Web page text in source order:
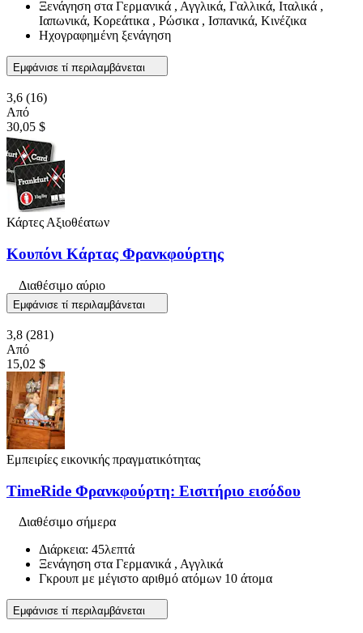
Ξενάγηση στα Γερμανικά , Αγγλικά, Γαλλικά, Ιταλικά ,
Ιαπωνικά, Κορεάτικα , Ρώσικα , Ισπανικά, Κινέζικα
Ηχογραφημένη ξενάγηση
Εμφάνισε τί περιλαμβάνεται
3,6 (16)
Από
30,05 $
Κάρτες Αξιοθέατων
Κουπόνι Κάρτας Φρανκφούρτης
Διαθέσιμο αύριο
Εμφάνισε τί περιλαμβάνεται
3,8 (281)
Από
15,02 $
Εμπειρίες εικονικής πραγματικότητας
TimeRide Φρανκφούρτη: Εισιτήριο εισόδου
Διαθέσιμο σήμερα
Διάρκεια: 45λεπτά
Ξενάγηση στα Γερμανικά , Αγγλικά
Γκρουπ με μέγιστο αριθμό ατόμων 10 άτομα
Εμφάνισε τί περιλαμβάνεται